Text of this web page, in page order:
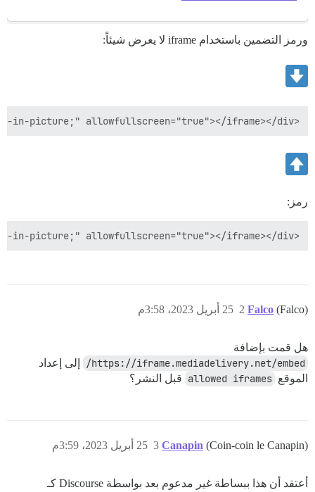
ورمز التضمين باستخدام iframe لا يعرض شيئاً:
<div style="position: relative; padding-top: 56.25%;"><iframe src="https://iframe.mediadelivery.net/embed/3639/01bea422-9687-4058-9fcc-2b21dee6df2a?autoplay=false&preload=false" loading="lazy" style="border: none; position: absolute; top: 0; height: 100%; width: 100%;" allow="accelerometer; gyroscope; autoplay; encrypted-media; picture-in-picture;" allowfullscreen="true"></iframe></div>
رمز:
<div style="position: relative; padding-top: 56.25%;"><iframe src="https://iframe.mediadelivery.net/embed/3639/01bea422-9687-4058-9fcc-2b21dee6df2a?autoplay=false&preload=false" loading="lazy" style="border: none; position: absolute; top: 0; height: 100%; width: 100%;" allow="accelerometer; gyroscope; autoplay; encrypted-media; picture-in-picture;" allowfullscreen="true"></iframe></div>
Falco (Falco) 25 أبريل 2023، 3:58م 2
هل قمت بإضافة
https://iframe.mediadelivery.net/embed/
إلى إعداد
الموقع allowed iframes قبل النشر؟
Canapin (Coin-coin le Canapin) 25 أبريل 2023، 3:59م 3
أعتقد أن هذا ببساطة غير مدعوم بعد بواسطة Discourse كـ